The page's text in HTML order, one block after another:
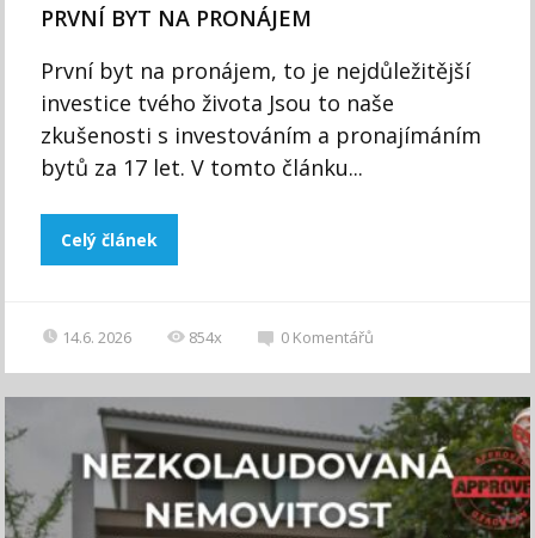
PRVNÍ BYT NA PRONÁJEM
První byt na pronájem, to je nejdůležitější
investice tvého života Jsou to naše
zkušenosti s investováním a pronajímáním
bytů za 17 let. V tomto článku...
Celý článek
14.6. 2026 854x 0 Komentářů